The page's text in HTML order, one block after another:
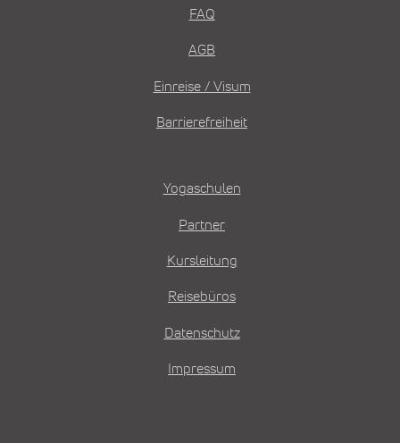
FAQ
AGB
Einreise / Visum
Barrierefreiheit
Yogaschulen
Partner
Kursleitung
Reisebüros
Datenschutz
Impressum